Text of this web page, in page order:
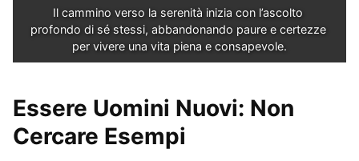
Il cammino verso la serenità inizia con l’ascolto
profondo di sé stessi, abbandonando paure e certezze
per vivere una vita piena e consapevole.
Essere Uomini Nuovi: Non
Cercare Esempi